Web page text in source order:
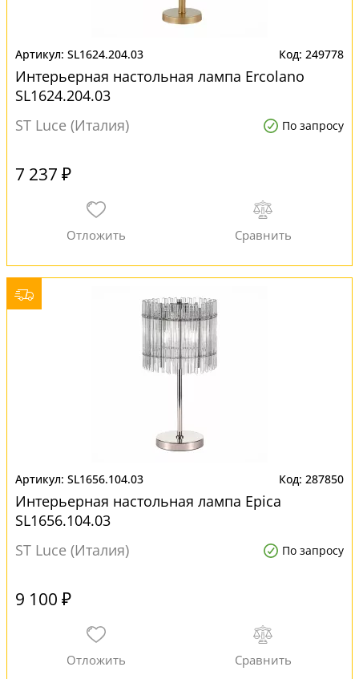
SL1624.204.03 249778
Интерьерная настольная лампа Ercolano
SL1624.204.03
ST Luce (Италия)
По запросу
7 237 ₽
SL1656.104.03 287850
Интерьерная настольная лампа Epica
SL1656.104.03
ST Luce (Италия)
По запросу
9 100 ₽